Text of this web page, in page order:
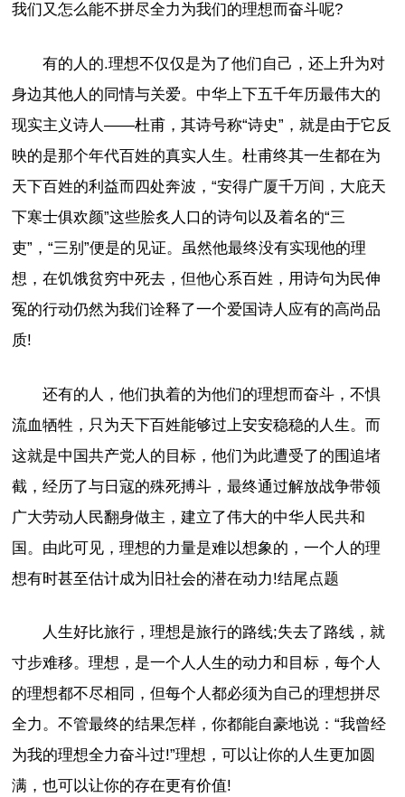
我们又怎么能不拼尽全力为我们的理想而奋斗呢?
有的人的.理想不仅仅是为了他们自己，还上升为对
身边其他人的同情与关爱。中华上下五千年历最伟大的
现实主义诗人——杜甫，其诗号称“诗史”，就是由于它反
映的是那个年代百姓的真实人生。杜甫终其一生都在为
天下百姓的利益而四处奔波，“安得广厦千万间，大庇天
下寒士俱欢颜”这些脍炙人口的诗句以及着名的“三
吏”，“三别”便是的见证。虽然他最终没有实现他的理
想，在饥饿贫穷中死去，但他心系百姓，用诗句为民伸
冤的行动仍然为我们诠释了一个爱国诗人应有的高尚品
质!
还有的人，他们执着的为他们的理想而奋斗，不惧
流血牺牲，只为天下百姓能够过上安安稳稳的人生。而
这就是中国共产党人的目标，他们为此遭受了的围追堵
截，经历了与日寇的殊死搏斗，最终通过解放战争带领
广大劳动人民翻身做主，建立了伟大的中华人民共和
国。由此可见，理想的力量是难以想象的，一个人的理
想有时甚至估计成为旧社会的潜在动力!结尾点题
人生好比旅行，理想是旅行的路线;失去了路线，就
寸步难移。理想，是一个人人生的动力和目标，每个人
的理想都不尽相同，但每个人都必须为自己的理想拼尽
全力。不管最终的结果怎样，你都能自豪地说：“我曾经
为我的理想全力奋斗过!”理想，可以让你的人生更加圆
满，也可以让你的存在更有价值!